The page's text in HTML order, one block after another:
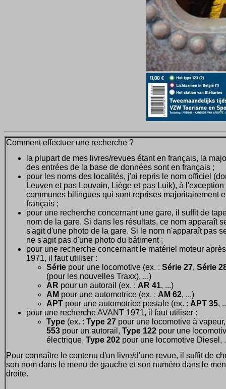
Comment effectuer une recherche ?
la plupart de mes livres/revues étant en français, la
des entrées de la base de données sont en français ;
pour les noms des localités, j'ai repris le nom officiel
Leuven et pas Louvain, Liège et pas Luik), à l'exception
communes bilingues qui sont reprises majoritairement
français ;
pour une recherche concernant une gare, il suffit de
nom de la gare. Si dans les résultats, ce nom apparaît
s'agit d'une photo de la gare. Si le nom n'apparaît pas
ne s'agit pas d'une photo du bâtiment ;
pour une recherche concernant le matériel moteur après
1971, il faut utiliser :
Série pour une locomotive (ex. : Série 27, Série
(pour les nouvelles Traxx), ...)
AR pour un autorail (ex. : AR 41, ...)
AM pour une automotrice (ex. : AM 62, ...)
APT pour une automotrice postale (ex. : APT 35,
pour une recherche AVANT 1971, il faut utiliser :
Type (ex. : Type 27 pour une locomotive à
553 pour un autorail, Type 122 pour une
électrique, Type 202 pour une locomotive Diesel,
Pour connaître le contenu d'un livre/d'une revue, il suffit de
son nom dans le menu de gauche et son numéro dans le
droite.